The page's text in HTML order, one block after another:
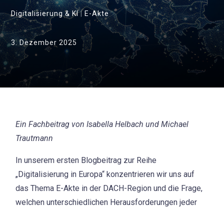
Digitalisierung & KI| E-Akte
3. Dezember 2025
Ein Fachbeitrag von Isabella Helbach und Michael
Trautmann
In unserem ersten Blogbeitrag zur Reihe
„Digitalisierung in Europa“ konzentrieren wir uns auf
das Thema E-Akte in der DACH-Region und die Frage,
welchen unterschiedlichen Herausforderungen jeder